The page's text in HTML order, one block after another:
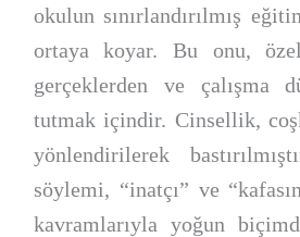
okulun sınırlandırılmış
ortaya koyar. Bu onu,
gerçeklerden ve çalışma
tutmak içindir. Cinsellik,
yönlendirilerek
söylemi, “inatçı” ve
kavramlarıyla yoğun